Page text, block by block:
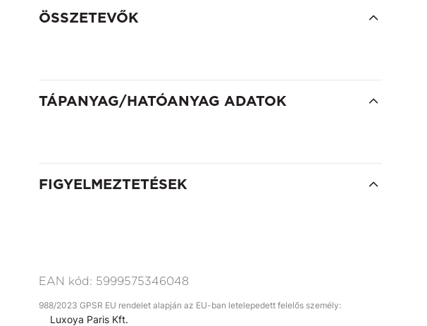
ÖSSZETEVŐK
TÁPANYAG/HATÓANYAG ADATOK
FIGYELMEZTETÉSEK
EAN kód: 5999575346048
988/2023 GPSR EU rendelet alapján az EU-ban letelepedett felelős személy:
Luxoya Paris Kft.